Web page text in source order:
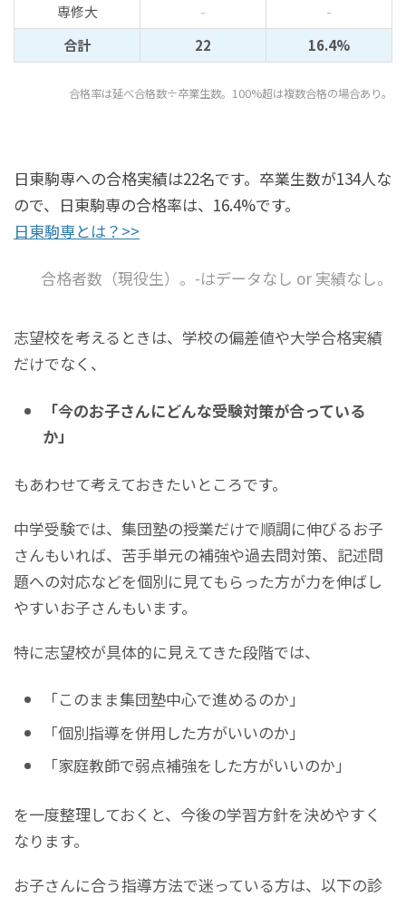
専修大
-
-
合計
22 16.4%
合格率は延べ合格数÷卒業生数。100%超は複数合格の場合あり。
日東駒専への合格実績は22名です。卒業生数が134人な
ので、日東駒専の合格率は、16.4%です。
日東駒専とは？>>
合格者数（現役生）。-はデータなし or 実績なし。
志望校を考えるときは、学校の偏差値や大学合格実績
だけでなく、
「今のお子さんにどんな受験対策が合っている
か」
もあわせて考えておきたいところです。
中学受験では、集団塾の授業だけで順調に伸びるお子
さんもいれば、苦手単元の補強や過去問対策、記述問
題への対応などを個別に見てもらった方が力を伸ばし
やすいお子さんもいます。
特に志望校が具体的に見えてきた段階では、
「このまま集団塾中心で進めるのか」
「個別指導を併用した方がいいのか」
「家庭教師で弱点補強をした方がいいのか」
を一度整理しておくと、今後の学習方針を決めやすく
なります。
お子さんに合う指導方法で迷っている方は、以下の診